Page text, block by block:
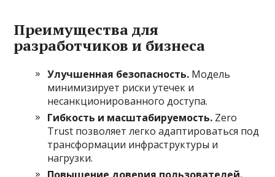
Преимущества для
разработчиков и бизнеса
Улучшенная безопасность. Модель
минимизирует риски утечек и
несанкционированного доступа.
Гибкость и масштабируемость. Zero
Trust позволяет легко адаптироваться под
трансформации инфраструктуры и
нагрузки.